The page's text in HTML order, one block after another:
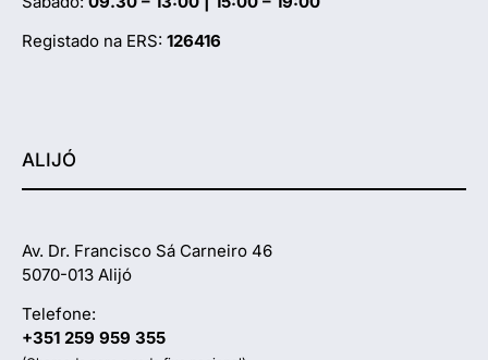
Registado na ERS: 126416
ALIJÓ
Av. Dr. Francisco Sá Carneiro 46
5070-013 Alijó
Telefone:
+351 259 959 355